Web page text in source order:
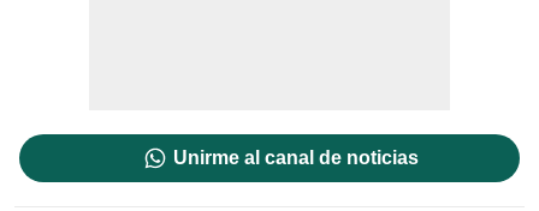
Unirme al canal de noticias